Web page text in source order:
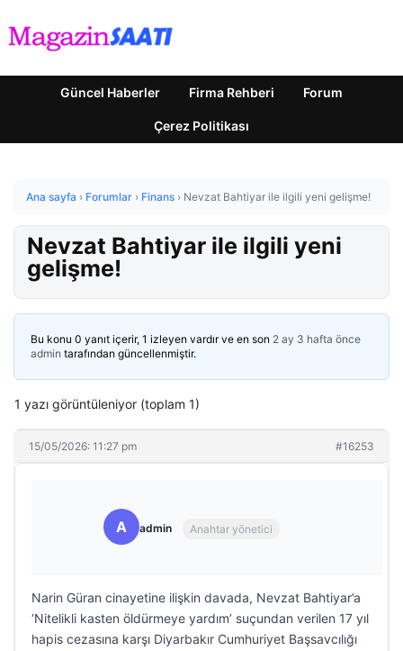
Güncel Haberler Firma Rehberi Forum
Çerez Politikası
Ana sayfa › Forumlar › Finans › Nevzat Bahtiyar ile ilgili yeni gelişme!
Nevzat Bahtiyar ile ilgili yeni
gelişme!
Bu konu 0 yanıt içerir, 1 izleyen vardır ve en son 2 ay 3 hafta önce
admin tarafından güncellenmiştir.
1 yazı görüntüleniyor (toplam 1)
15/05/2026: 11:27 pm #16253
A admin Anahtar yönetici
Narin Güran cinayetine ilişkin davada, Nevzat Bahtiyar’a
‘Nitelikli kasten öldürmeye yardım’ suçundan verilen 17 yıl
hapis cezasına karşı Diyarbakır Cumhuriyet Başsavcılığı